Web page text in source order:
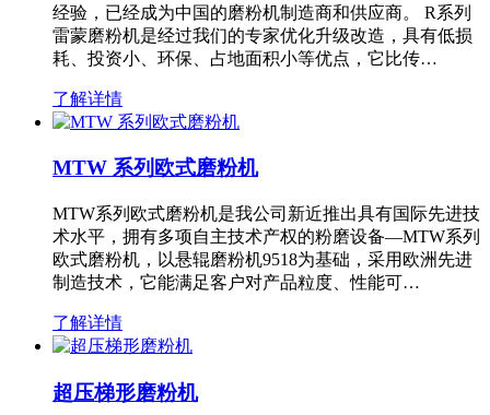
经验，已经成为中国的磨粉机制造商和供应商。 R系列
雷蒙磨粉机是经过我们的专家优化升级改造，具有低损
耗、投资小、环保、占地面积小等优点，它比传…
了解详情
MTW 系列欧式磨粉机
MTW系列欧式磨粉机是我公司新近推出具有国际先进技
术水平，拥有多项自主技术产权的粉磨设备—MTW系列
欧式磨粉机，以悬辊磨粉机9518为基础，采用欧洲先进
制造技术，它能满足客户对产品粒度、性能可…
了解详情
超压梯形磨粉机